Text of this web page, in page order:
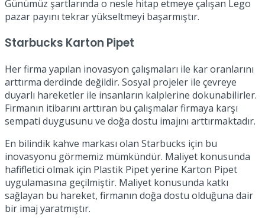
Günümüz şartlarında o nesle hitap etmeye çalışan Lego
pazar payını tekrar yükseltmeyi başarmıştır.
Starbucks Karton Pipet
Her firma yapılan inovasyon çalışmaları ile kar oranlarını
arttırma derdinde değildir. Sosyal projeler ile çevreye
duyarlı hareketler ile insanların kalplerine dokunabilirler.
Firmanın itibarını arttıran bu çalışmalar firmaya karşı
sempati duygusunu ve doğa dostu imajını arttırmaktadır.
En bilindik kahve markası olan Starbucks için bu
inovasyonu görmemiz mümkündür. Maliyet konusunda
hafifletici olmak için Plastik Pipet yerine Karton Pipet
uygulamasına geçilmiştir. Maliyet konusunda katkı
sağlayan bu hareket, firmanın doğa dostu olduğuna dair
bir imaj yaratmıştır.